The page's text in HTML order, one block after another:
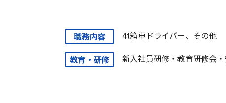
職務内容 4t箱車ドライバー、その他
教育・研修 新入社員研修・教育研修会